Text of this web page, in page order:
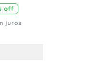
off
juros